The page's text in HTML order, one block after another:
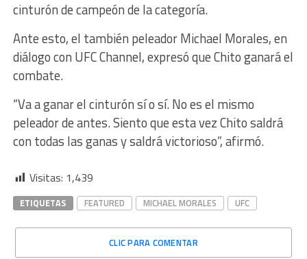
cinturón de campeón de la categoría.
Ante esto, el también peleador Michael Morales, en
diálogo con UFC Channel, expresó que Chito ganará el
combate.
“Va a ganar el cinturón sí o sí. No es el mismo
peleador de antes. Siento que esta vez Chito saldrá
con todas las ganas y saldrá victorioso”, afirmó.
Visitas: 1,439
ETIQUETAS FEATURED MICHAEL MORALES UFC
CLIC PARA COMENTAR